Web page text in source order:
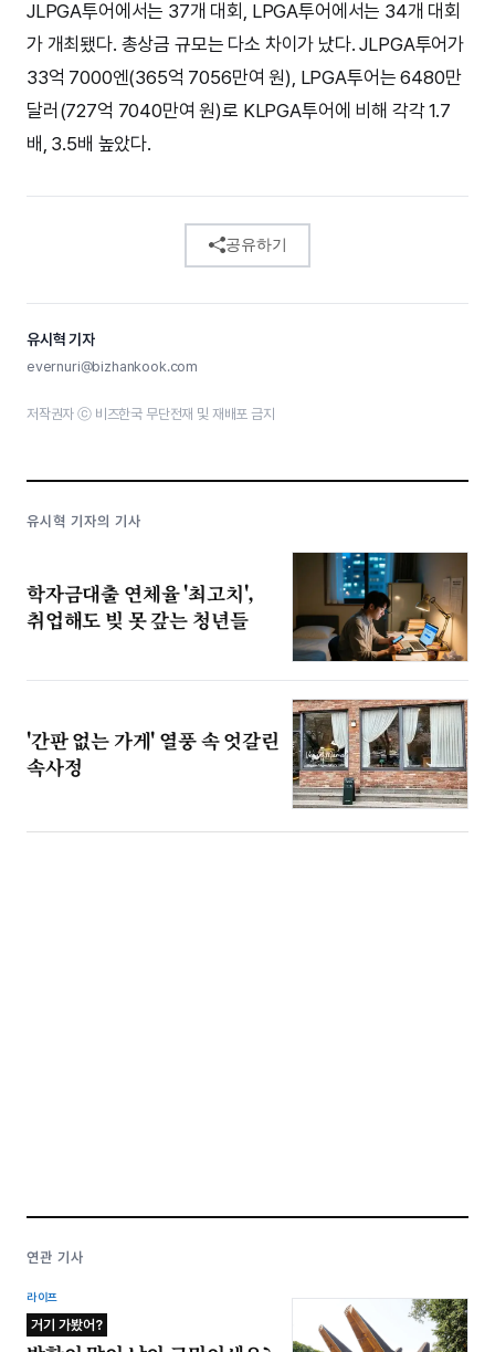
JLPGA투어에서는 37개 대회, LPGA투어에서는 34개 대회
가 개최됐다. 총상금 규모는 다소 차이가 났다. JLPGA투어가
33억 7000엔(365억 7056만여 원), LPGA투어는 6480만
달러(727억 7040만여 원)로 KLPGA투어에 비해 각각 1.7
배, 3.5배 높았다.
공유하기
유시혁 기자
evernuri@bizhankook.com
저작권자 ⓒ 비즈한국 무단전재 및 재배포 금지
유시혁 기자의 기사
학자금대출 연체율 '최고치',
취업해도 빚 못 갚는 청년들
'간판 없는 가게' 열풍 속 엇갈린
속사정
연관 기사
라이프
거기 가봤어?